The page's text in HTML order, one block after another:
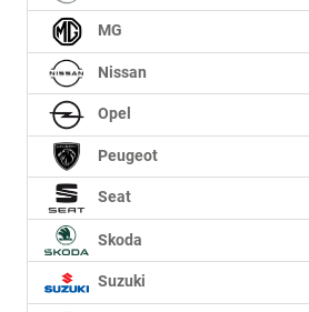
MG
Nissan
Opel
Peugeot
Seat
Skoda
Suzuki